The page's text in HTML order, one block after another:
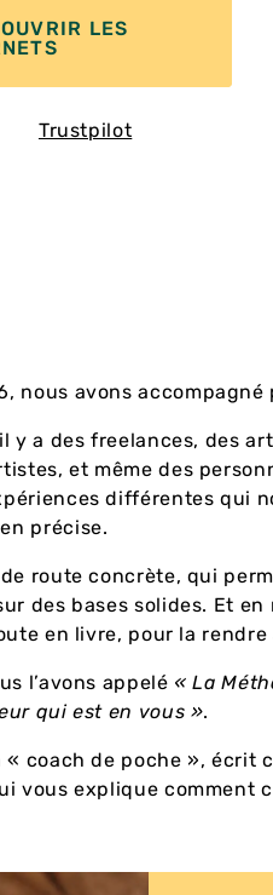
LES
Trustpilot
nous avons
y a des freelances, des
et même des
différentes qui
précise.
route concrète, qui
des bases solides. Et
en livre, pour la rendre
l’avons appelé « La
qui est en vous ».
« coach de poche », écrit
vous explique